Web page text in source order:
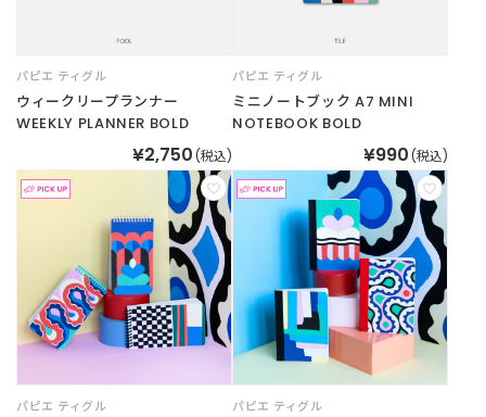
パピエ ティグル
ウィークリープランナー
WEEKLY PLANNER BOLD
¥2,750 (税込)
パピエ ティグル
ミニノートブック A7 MINI
NOTEBOOK BOLD
¥990 (税込)
パピエ ティグル パピエ ティグル